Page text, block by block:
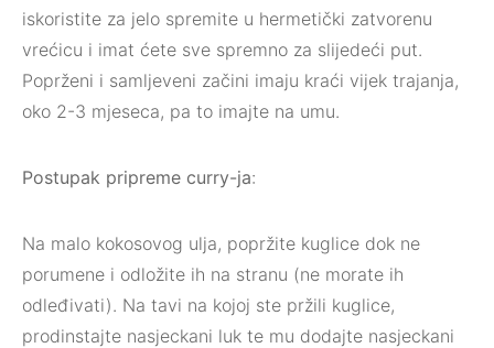
iskoristite za jelo spremite u hermetički zatvorenu
vrećicu i imat ćete sve spremno za slijedeći put.
Poprženi i samljeveni začini imaju kraći vijek trajanja,
oko 2-3 mjeseca, pa to imajte na umu.
Postupak pripreme curry-ja:
Na malo kokosovog ulja, popržite kuglice dok ne
porumene i odložite ih na stranu (ne morate ih
odleđivati). Na tavi na kojoj ste pržili kuglice,
prodinstajte nasjeckani luk te mu dodajte nasjeckani